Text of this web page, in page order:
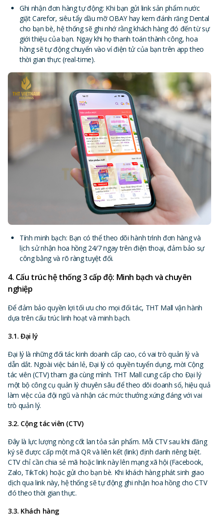
Ghi nhận đơn hàng tự động: Khi bạn gửi link sản phẩm nước
giặt Carefor, siêu tẩy dầu mỡ OBAY hay kem đánh răng Dental
cho bạn bè, hệ thống sẽ ghi nhớ rằng khách hàng đó đến từ sự
giới thiệu của bạn. Ngay khi họ thanh toán thành công, hoa
hồng sẽ tự động chuyển vào ví điện tử của bạn trên app theo
thời gian thực (real-time).
Tính minh bạch: Bạn có thể theo dõi hành trình đơn hàng và
lịch sử nhận hoa hồng 24/7 ngay trên điện thoại, đảm bảo sự
công bằng và rõ ràng tuyệt đối.
4. Cấu trúc hệ thống 3 cấp độ: Minh bạch và chuyên
nghiệp
Để đảm bảo quyền lợi tối ưu cho mọi đối tác, THT Mall vận hành
dựa trên cấu trúc linh hoạt và minh bạch.
3.1. Đại lý
Đại lý là những đối tác kinh doanh cấp cao, có vai trò quản lý và
dẫn dắt. Ngoài việc bán lẻ, Đại lý có quyền tuyển dụng, mời Cộng
tác viên (CTV) tham gia cùng mình. THT Mall cung cấp cho Đại lý
một bộ công cụ quản lý chuyên sâu để theo dõi doanh số, hiệu quả
làm việc của đội ngũ và nhận các mức thưởng xứng đáng với vai
trò quản lý.
3.2. Cộng tác viên (CTV)
Đây là lực lượng nòng cốt lan tỏa sản phẩm. Mỗi CTV sau khi đăng
ký sẽ được cấp một mã QR và liên kết (link) định danh riêng biệt.
CTV chỉ cần chia sẻ mã hoặc link này lên mạng xã hội (Facebook,
Zalo, TikTok) hoặc gửi cho bạn bè. Khi khách hàng phát sinh giao
dịch qua link này, hệ thống sẽ tự động ghi nhận hoa hồng cho CTV
đó theo thời gian thực.
3.3. Khách hàng